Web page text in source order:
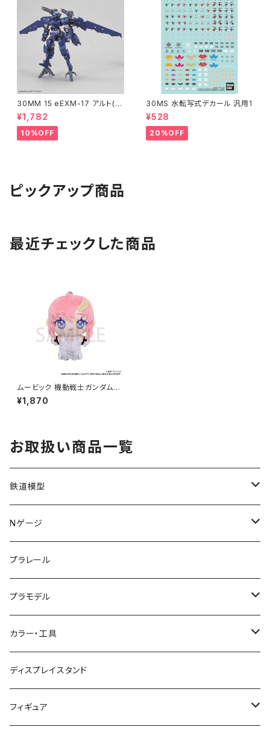
30MM 15 eEXM-17 アルト(空
中戦仕様)ネイビー
¥1,782
10%OFF
30MS 水転写式デカール 汎用1
¥528
20%OFF
ピックアップ商品
最近チェックした商品
ムービック 機動戦士ガンダムSE
ED FREEDOM ぬいパル（ぬい
ぐるみマスコット）/ラクス・クライ
¥1,870
お取扱い商品一覧
鉄道模型
KATO (N)
TOMIX (N)
マイクロエース (N)
グリーンマックス (N)
その他メーカー (N)
KATO (HO)
Nゲージ
車両
入門セット
レール
ストラクチャー
プラレール
プラモデル
ガンプラ
PG
カーモデル（車プラモ）
バイクプラモ
カラー・工具
工具（ツール）
塗料
ディスプレイスタンド
フィギュア